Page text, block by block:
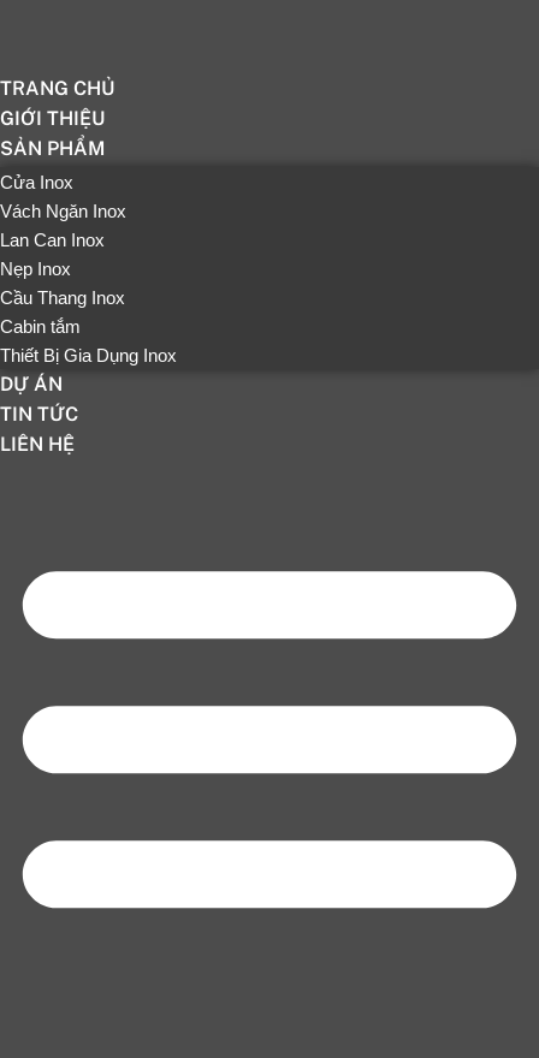
TRANG CHỦ
GIỚI THIỆU
SẢN PHẨM
Cửa Inox
Vách Ngăn Inox
Lan Can Inox
Nẹp Inox
Cầu Thang Inox
Cabin tắm
Thiết Bị Gia Dụng Inox
DỰ ÁN
TIN TỨC
LIÊN HỆ